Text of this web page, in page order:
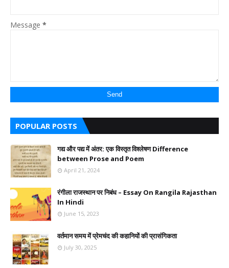
Message *
POPULAR POSTS
गद्य और पद्य में अंतर: एक विस्तृत विश्लेषण Difference
between Prose and Poem
April 21, 2024
रंगीला राजस्थान पर निबंध – Essay On Rangila Rajasthan
In Hindi
June 15, 2023
वर्तमान समय में प्रेमचंद की कहानियों की प्रासंगिकता
July 30, 2025